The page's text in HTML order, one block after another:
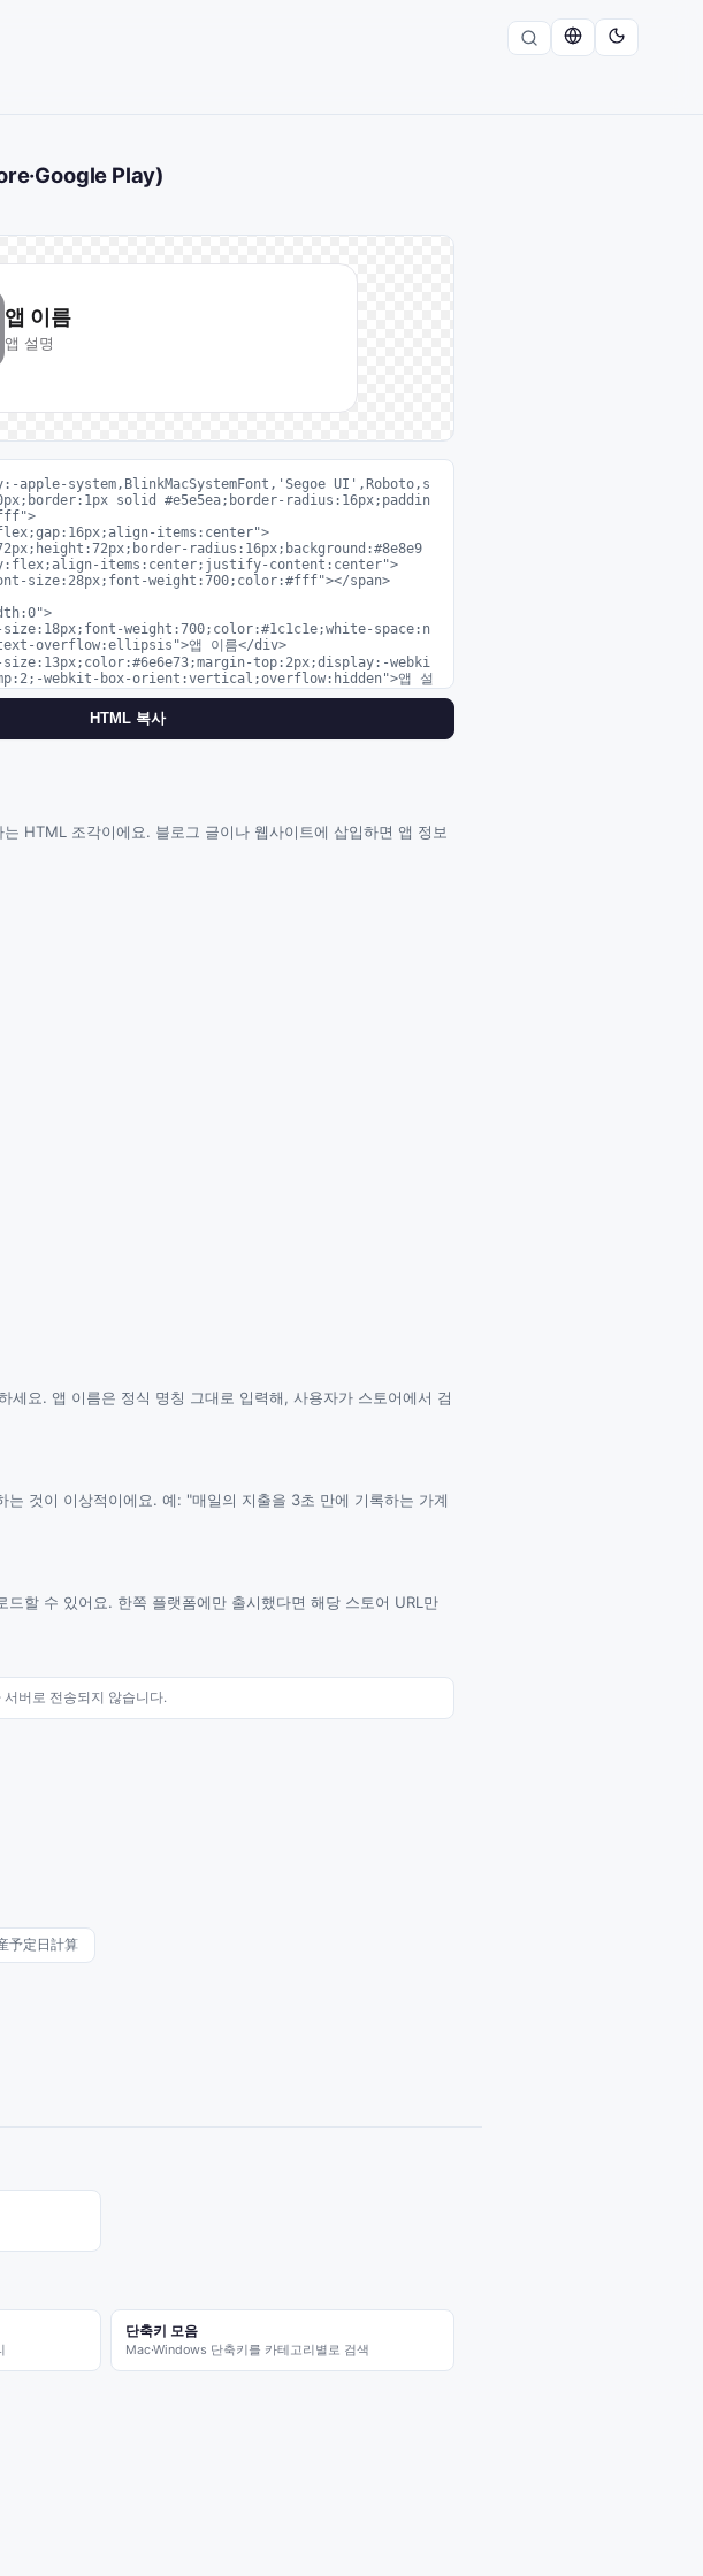
Play)
앱 이름
앱 설명
system,BlinkMacSystemFont,'Segoe UI',Roboto,s
solid #e5e5ea;border-radius:16px;paddin
items:center;justify-content:center">
overflow:ellipsis">앱 이름</div>
webkit-box-orient:vertical;overflow:hidden">앱 설
HTML 복사
HTML 조각이에요. 블로그 글이나 웹사이트에 삽입하면 앱 정보
요. 앱 이름은 정식 명칭 그대로 입력해, 사용자가 스토어에서 검
것이 이상적이에요. 예: "매일의 지출을 3초 만에 기록하는 가계
할 수 있어요. 한쪽 플랫폼에만 출시했다면 해당 스토어 URL만
버로 전송되지 않습니다.
予定日計算
단축키 모음
Mac·Windows 단축키를 카테고리별로 검색